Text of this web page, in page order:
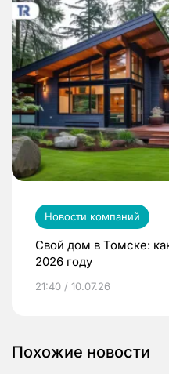
Новости компаний
Свой дом в Томске:
2026 году
21:40 / 10.07.26
Похожие новости